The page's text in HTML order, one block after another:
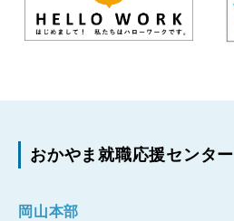
おかやま就職応援センター
岡山本部